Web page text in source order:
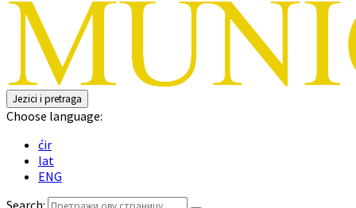
Jezici i pretraga
Choose language:
ćir
lat
ENG
Search: